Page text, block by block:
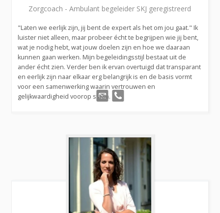
Zorgcoach - Ambulant begeleider SKJ geregistreerd
"Laten we eerlijk zijn, jij bent de expert als het om jou gaat." Ik
luister niet alleen, maar probeer écht te begrijpen wie jij bent,
wat je nodig hebt, wat jouw doelen zijn en hoe we daaraan
kunnen gaan werken. Mijn begeleidingsstijl bestaat uit de
ander écht zien. Verder ben ik ervan overtuigd dat transparant
en eerlijk zijn naar elkaar erg belangrijk is en de basis vormt
voor een samenwerking waarin vertrouwen en
gelijkwaardigheid voorop staan.